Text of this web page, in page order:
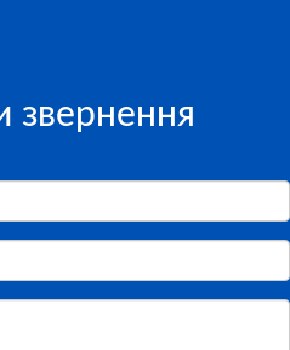
звернення